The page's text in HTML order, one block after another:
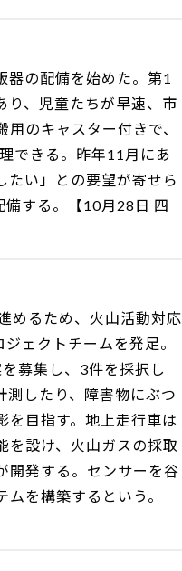
器の配備を始めた。第1
り、児童たちが早速、市
のキャスター付きで、
できる。昨年11月にあ
たい」との要望が寄せら
する。【10月28日 四
めるため、火山活動対応
ェクトチームを発足。
募集し、3件を採択し
測したり、障害物にぶつ
を目指す。地上走行車は
を設け、火山ガスの採取
開発する。センサーを谷
を構築するという。